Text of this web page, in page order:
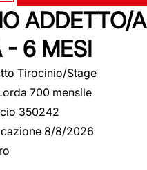
ADDETTO/A
- 6 MESI
Tirocinio/Stage
700 mensile
350242
8/8/2026